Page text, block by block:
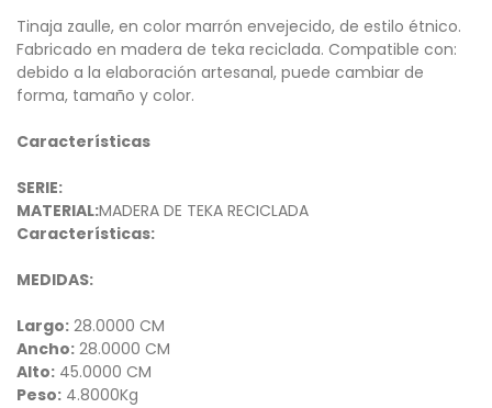
Tinaja zaulle, en color marrón envejecido, de estilo étnico.
Fabricado en madera de teka reciclada. Compatible con:
debido a la elaboración artesanal, puede cambiar de
forma, tamaño y color.
Características
SERIE:
MATERIAL:MADERA DE TEKA RECICLADA
Características:
MEDIDAS:
Largo: 28.0000 CM
Ancho: 28.0000 CM
Alto: 45.0000 CM
Peso: 4.8000Kg